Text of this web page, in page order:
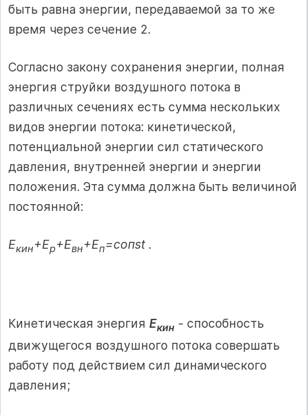
быть равна энергии, передаваемой за то же
время через сечение 2.
Согласно закону сохранения энергии, полная
энергия струйки воздушного потока в
различных сечениях есть сумма нескольких
видов энергии потока: кинетической,
потенциальной энергии сил статического
давления, внутренней энергии и энергии
положения. Эта сумма должна быть величиной
постоянной:
Екин+Ер+Евн+Еп=сопst.
Кинетическая энергия Екин - способность
движущегося воздушного потока совершать
работу под действием сил динамического
давления;